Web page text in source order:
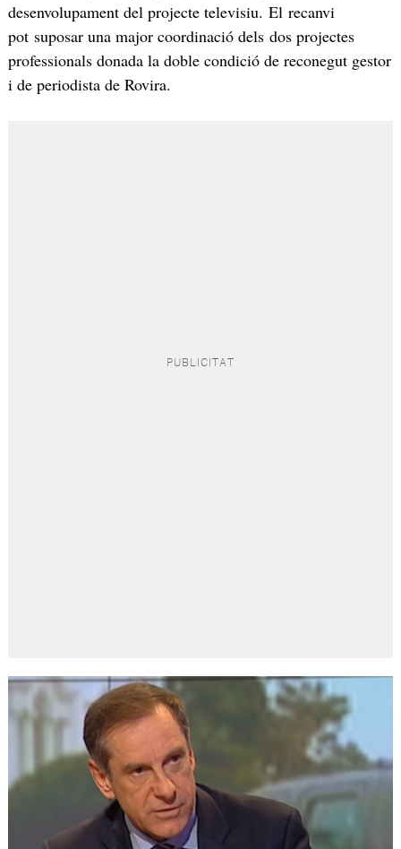
desenvolupament del projecte televisiu. El recanvi
pot suposar una major coordinació dels dos projectes
professionals donada la doble condició de reconegut gestor
i de periodista de Rovira.